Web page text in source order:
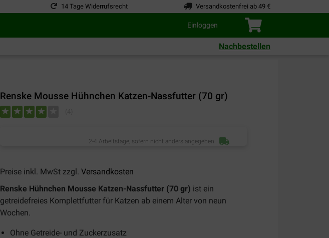
14 Tage Widerrufsrecht Versandkostenfrei ab 49 €
Einloggen
Nachbestellen
Renske Mousse Hühnchen Katzen-Nassfutter (70 gr)
2-4 Arbeitstage, sofern nicht anders angegeben
Preise inkl. MwSt zzgl. Versandkosten
Renske Hühnchen Mousse Katzen-Nassfutter (70 gr) ist ein
getreidefreies Komplettfutter für Katzen ab einem Alter von neun
Wochen.
Ohne Getreide- und Zuckerzusatz